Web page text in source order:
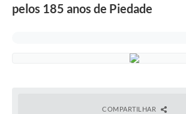
pelos 185 anos de Piedade
COMPARTILHAR